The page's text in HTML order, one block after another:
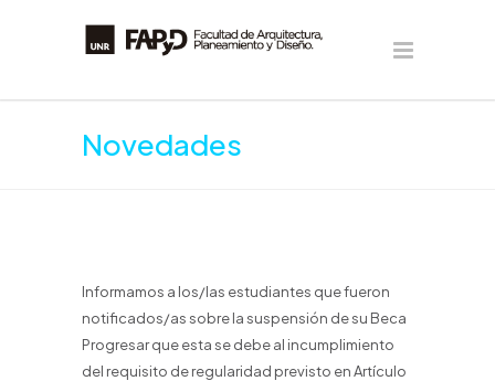
Novedades
Informamos a los/las estudiantes que fueron
notificados/as sobre la suspensión de su Beca
Progresar que esta se debe al incumplimiento
del requisito de regularidad previsto en Artículo